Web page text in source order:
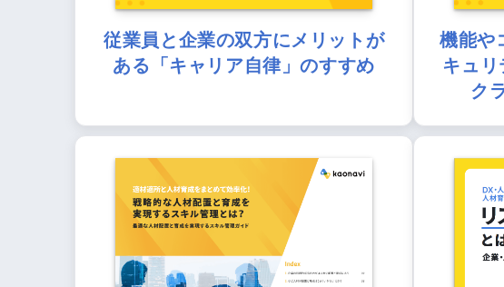
従業員と企業の双方にメリットが
ある「キャリア自律」のすすめ
機能や
キュ
ク